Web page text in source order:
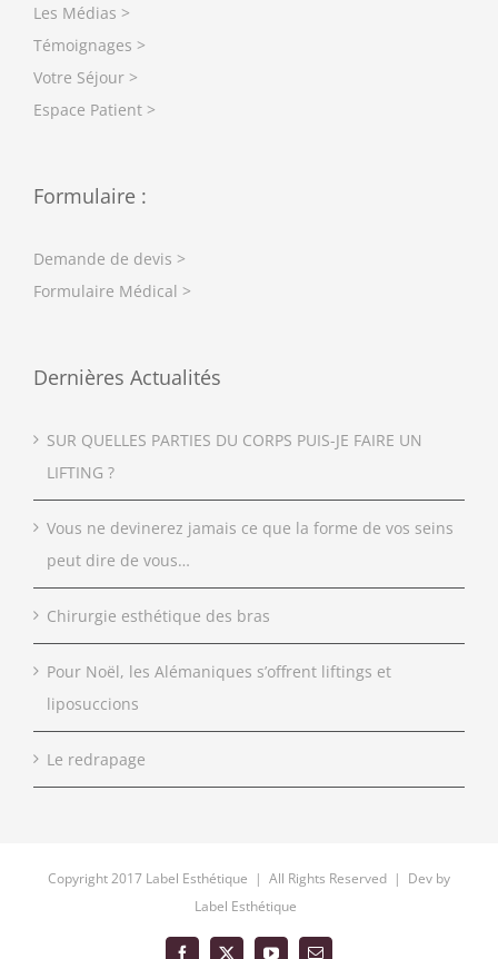
Les Médias >
Témoignages >
Votre Séjour >
Espace Patient >
Formulaire :
Demande de devis >
Formulaire Médical >
Dernières Actualités
SUR QUELLES PARTIES DU CORPS PUIS-JE FAIRE UN
LIFTING ?
Vous ne devinerez jamais ce que la forme de vos seins
peut dire de vous…
Chirurgie esthétique des bras
Pour Noël, les Alémaniques s’offrent liftings et
liposuccions
Le redrapage
Copyright 2017 Label Esthétique | All Rights Reserved | Dev by
Label Esthétique